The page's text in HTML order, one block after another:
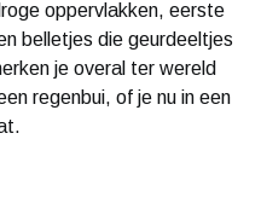
oppervlakken, eerste
belletjes die geurdeeltjes
je overal ter wereld
regenbui, of je nu in een